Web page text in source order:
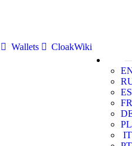
Wallets
CloakWiki
ES
FR
PL
IT